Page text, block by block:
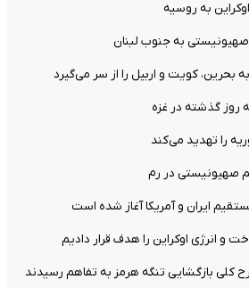
بحرین، کویت و اربیل را از سر می‌گیرد
را تهدید می‌کند
صهیونیستی در رم
ایران و آمریکا آغاز شده است
انرژی اوکراین را هدف قرار دادیم
کلی بازگشایی تنگه هرمز به تفاهم رسیدند